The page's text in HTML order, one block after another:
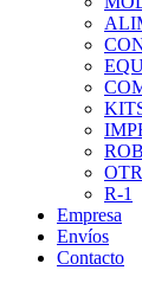
R-1
Empresa
Envíos
Contacto